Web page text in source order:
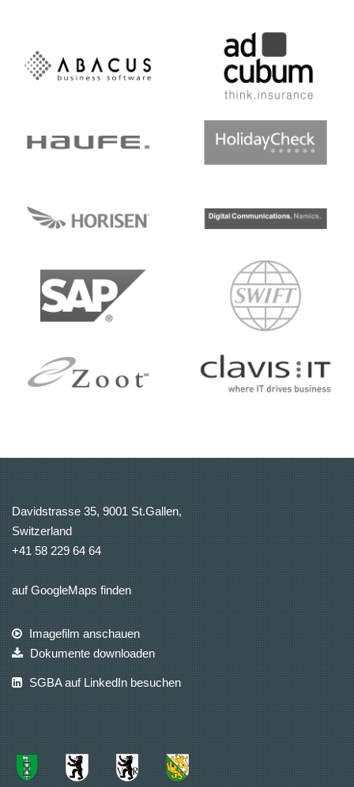
Davidstrasse 35, 9001 St.Gallen,
Switzerland
+41 58 229 64 64
auf GoogleMaps finden
Imagefilm anschauen
Dokumente downloaden
SGBA auf LinkedIn besuchen